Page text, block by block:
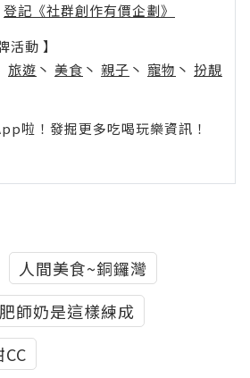
登記《社群創作有價企劃》
活動 】
旅遊 丶 美食 丶 親子 丶 寵物 丶 扮靚
啦！發掘更多吃喝玩樂資訊！
人間美食~銅鑼灣
肥師奶是這樣練成
CC